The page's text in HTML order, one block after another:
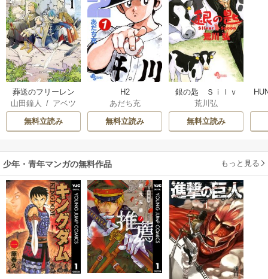
葬送のフリーレン
山田鐘人 / アベツ
カサ
無料立読み
H2
あだち充
無料立読み
銀の匙 Ｓｉｌｖ
ｅｒ Ｓｐｏｏｎ
荒川弘
無料立読み
少年・青年マンガの無料作品 もっと見る